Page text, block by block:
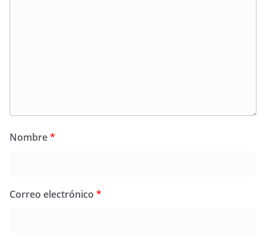
Nombre*
Correo electrónico *